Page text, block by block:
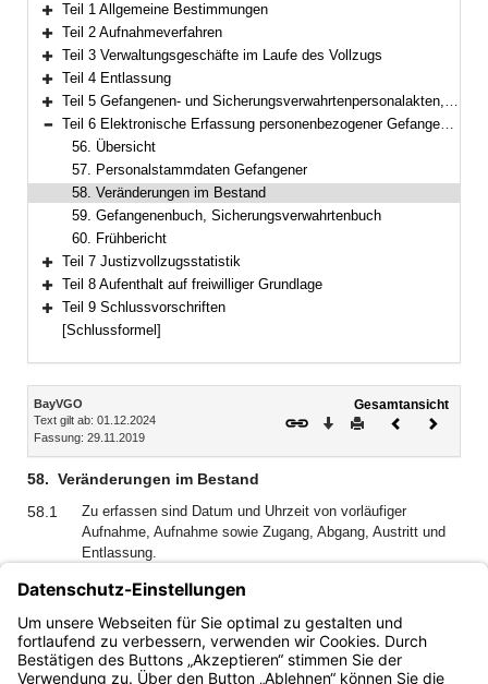
Bereich erweitern
Teil 1 Allgemeine Bestimmungen
Bereich erweitern
Teil 2 Aufnahmeverfahren
Bereich erweitern
Teil 3 Verwaltungsgeschäfte im Laufe des Vollzugs
Bereich erweitern
Teil 4 Entlassung
Bereich erweitern
Teil 5 Gefangenen- und Sicherungsverwahrtenpersonalakten, Gesundheitsakten und Therapieakten
Bereich reduzieren
Teil 6 Elektronische Erfassung personenbezogener Gefangenendaten, Gefangenenbuch
56. Übersicht
57. Personalstammdaten Gefangener
58. Veränderungen im Bestand
59. Gefangenenbuch, Sicherungsverwahrtenbuch
60. Frühbericht
Bereich erweitern
Teil 7 Justizvollzugsstatistik
Bereich erweitern
Teil 8 Aufenthalt auf freiwilliger Grundlage
Bereich erweitern
Teil 9 Schlussvorschriften
[Schlussformel]
Inhalt
BayVGO
Text gilt ab: 01.12.2024
Fassung: 29.11.2019
Gesamtansicht
Download
DruckenVorheriges
58. Veränderungen im Bestand
58.1
Zu erfassen sind Datum und Uhrzeit von vorläufiger
Aufnahme, Aufnahme sowie Zugang, Abgang, Austritt und
Entlassung.
58.2
Die Weiterbeförderung von Durchgangsgefangenen am Tag
des Zugangs und die Überstellung von Gefangenen, die
noch am selben Tag zurückkehren, sind in das IT-
Fachverfahren nicht einzutragen.